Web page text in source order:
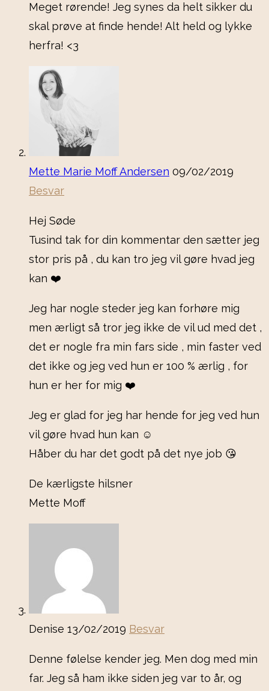
Meget rørende! Jeg synes da helt sikker du
skal prøve at finde hende! Alt held og lykke
herfra! <3
Mette Marie Moff Andersen 09/02/2019
Besvar
Hej Søde
Tusind tak for din kommentar den sætter jeg
stor pris på , du kan tro jeg vil gøre hvad jeg
kan ❤️
Jeg har nogle steder jeg kan forhøre mig
men ærligt så tror jeg ikke de vil ud med det ,
det er nogle fra min fars side , min faster ved
det ikke og jeg ved hun er 100 % ærlig , for
hun er her for mig ❤️
Jeg er glad for jeg har hende for jeg ved hun
vil gøre hvad hun kan ☺️
Håber du har det godt på det nye job 😘
De kærligste hilsner
Mette Moff
Denise 13/02/2019 Besvar
Denne følelse kender jeg. Men dog med min
far. Jeg så ham ikke siden jeg var to år, og